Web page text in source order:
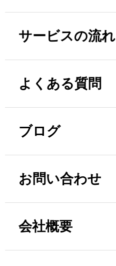
サービスの流れ
よくある質問
ブログ
お問い合わせ
会社概要